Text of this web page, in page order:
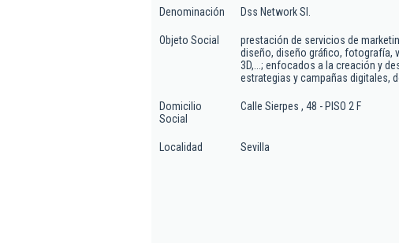
Denominación Dss Network Sl.
Objeto Social
prestación de servicios de
diseño, diseño gráfico, fotografía,
3D,...; enfocados a la creación y
estrategias y campañas digitales,
Domicilio
Social
Calle Sierpes , 48 - PISO 2 F
Localidad Sevilla